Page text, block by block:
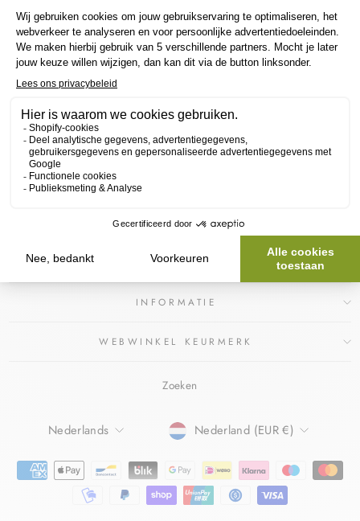
SCHRIJF JE IN VOOR ONZE NIEUWSBRIEF
ONZE PARTNERS
INFORMATIE
WEBWINKEL KEURMERK
Zoeken
TAAL
Nederlands Nederland (EUR €)